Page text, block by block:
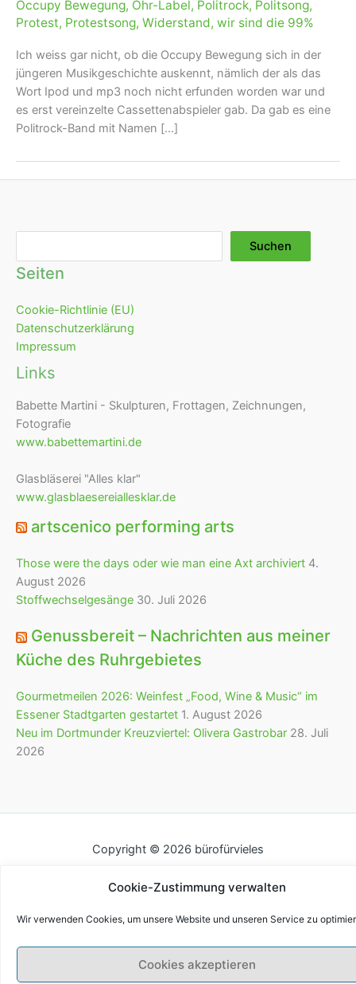
Cookie-Zustimmung verwalten
Wir verwenden Cookies, um unsere Website und unseren Service zu
Cookies akzeptieren
Occupy Bewegung, Ohr-Label, Politrock, Politsong,
Protest, Protestsong, Widerstand, wir sind die 99%
Ich weiss gar nicht, ob die Occupy Bewegung sich in der
jüngeren Musikgeschichte auskennt, nämlich der als das
Wort Ipod und mp3 noch nicht erfunden worden war und
es erst vereinzelte Cassettenabspieler gab. Da gab es eine
Politrock-Band mit Namen […]
Suchen
Seiten
Cookie-Richtlinie (EU)
Datenschutzerklärung
Impressum
Links
Babette Martini - Skulpturen, Frottagen, Zeichnungen,
Fotografie
www.babettemartini.de
Glasbläserei "Alles klar"
www.glasblaesereiallesklar.de
artscenico performing arts
Those were the days oder wie man eine Axt archiviert 4.
August 2026
Stoffwechselgesänge 30. Juli 2026
Genussbereit – Nachrichten aus meiner
Küche des Ruhrgebietes
Gourmetmeilen 2026: Weinfest „Food, Wine & Music“ im
Essener Stadtgarten gestartet 1. August 2026
Neu im Dortmunder Kreuzviertel: Olivera Gastrobar 28. Juli
2026
Copyright © 2026 bürofürvieles